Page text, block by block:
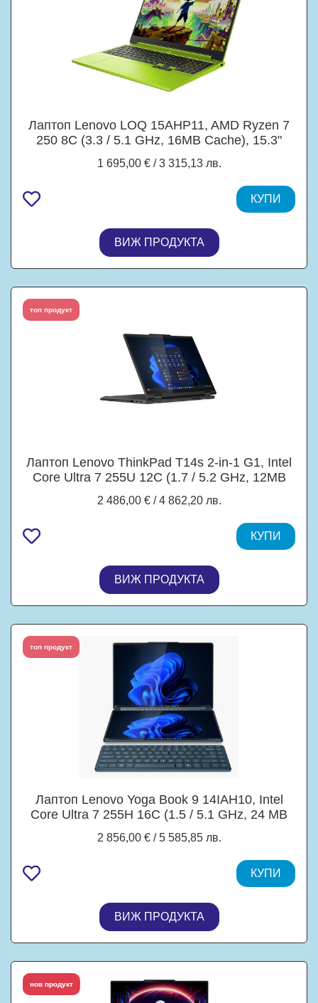
Лаптоп Lenovo LOQ 15AHP11, AMD Ryzen 7
250 8C (3.3 / 5.1 GHz, 16MB Cache), 15.3"
NVIDIA GeForce RTX5050 8GB GDDR7 DLSS
4, 16GB DDR5, 512GB M.2 NVMe SSD,
1 695,00 € / 3 315,13 лв.
КУПИ
ВИЖ ПРОДУКТА
топ продукт
Лаптоп Lenovo ThinkPad T14s 2-in-1 G1, Intel
Core Ultra 7 255U 12C (1.7 / 5.2 GHz, 12MB
reflection, Touchscreen, Intel Graphics 4 Core,
32GB LPDDR5x, 1TB M.2 NVMe SSD,
2 486,00 € / 4 862,20 лв.
КУПИ
ВИЖ ПРОДУКТА
топ продукт
Лаптоп Lenovo Yoga Book 9 14IAH10, Intel
Core Ultra 7 255H 16C (1.5 / 5.1 GHz, 24 MB
Touchscreen, Intel Arc 140T, 32GB LDDR5x,
1TB M.2 NVMe SSD, Windows 11 Home
2 856,00 € / 5 585,85 лв.
КУПИ
ВИЖ ПРОДУКТА
топ продукт
нов продукт